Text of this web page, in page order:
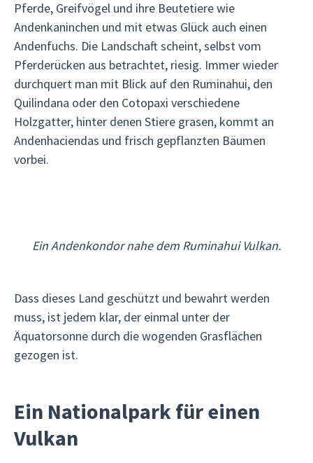
Pferde, Greifvögel und ihre Beutetiere wie
Andenkaninchen und mit etwas Glück auch einen
Andenfuchs. Die Landschaft scheint, selbst vom
Pferderücken aus betrachtet, riesig. Immer wieder
durchquert man mit Blick auf den Ruminahui, den
Quilindana oder den Cotopaxi verschiedene
Holzgatter, hinter denen Stiere grasen, kommt an
Andenhaciendas und frisch gepflanzten Bäumen
vorbei.
Ein Andenkondor nahe dem Ruminahui Vulkan.
Dass dieses Land geschützt und bewahrt werden
muss, ist jedem klar, der einmal unter der
Äquatorsonne durch die wogenden Grasflächen
gezogen ist.
Ein Nationalpark für einen
Vulkan